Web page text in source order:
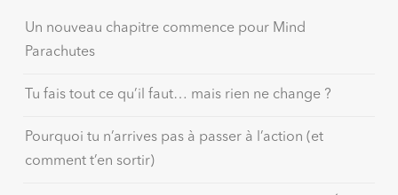
Un nouveau chapitre commence pour Mind
Parachutes
Tu fais tout ce qu’il faut… mais rien ne change ?
Pourquoi tu n’arrives pas à passer à l’action (et
comment t’en sortir)